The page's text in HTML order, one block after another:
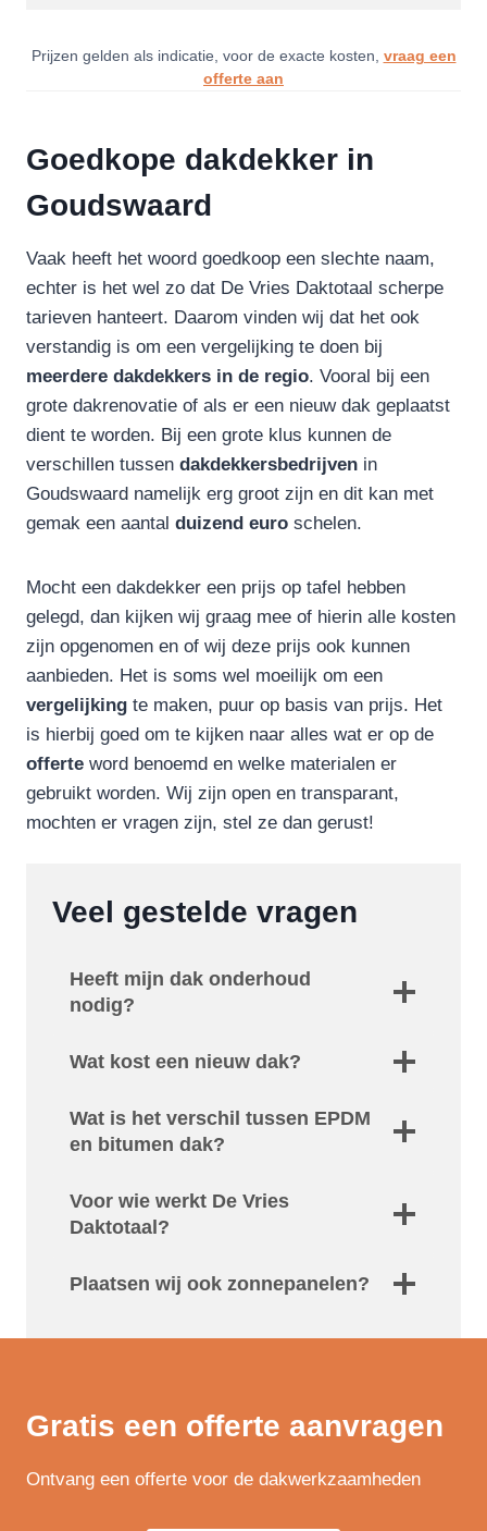
Prijzen gelden als indicatie, voor de exacte kosten, vraag een
offerte aan
Goedkope dakdekker in
Goudswaard
Vaak heeft het woord goedkoop een slechte naam,
echter is het wel zo dat De Vries Daktotaal scherpe
tarieven hanteert. Daarom vinden wij dat het ook
verstandig is om een vergelijking te doen bij
meerdere dakdekkers in de regio. Vooral bij een
grote dakrenovatie of als er een nieuw dak geplaatst
dient te worden. Bij een grote klus kunnen de
verschillen tussen dakdekkersbedrijven in
Goudswaard namelijk erg groot zijn en dit kan met
gemak een aantal duizend euro schelen.
Mocht een dakdekker een prijs op tafel hebben
gelegd, dan kijken wij graag mee of hierin alle kosten
zijn opgenomen en of wij deze prijs ook kunnen
aanbieden. Het is soms wel moeilijk om een
vergelijking te maken, puur op basis van prijs. Het
is hierbij goed om te kijken naar alles wat er op de
offerte word benoemd en welke materialen er
gebruikt worden. Wij zijn open en transparant,
mochten er vragen zijn, stel ze dan gerust!
Veel gestelde vragen
Heeft mijn dak onderhoud
nodig?
Wat kost een nieuw dak?
Wat is het verschil tussen EPDM
en bitumen dak?
Voor wie werkt De Vries
Daktotaal?
Plaatsen wij ook zonnepanelen?
Gratis een offerte aanvragen
Ontvang een offerte voor de dakwerkzaamheden